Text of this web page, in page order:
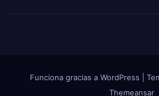
Funciona gracias a WordPress
Themeansar